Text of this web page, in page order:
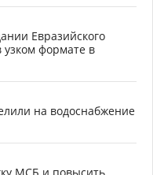
Евразийского
узком формате в
на водоснабжение